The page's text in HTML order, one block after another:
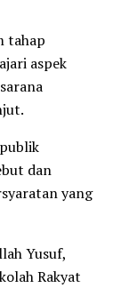
tahap
aspek
dan
yang
Yusuf,
Rakyat